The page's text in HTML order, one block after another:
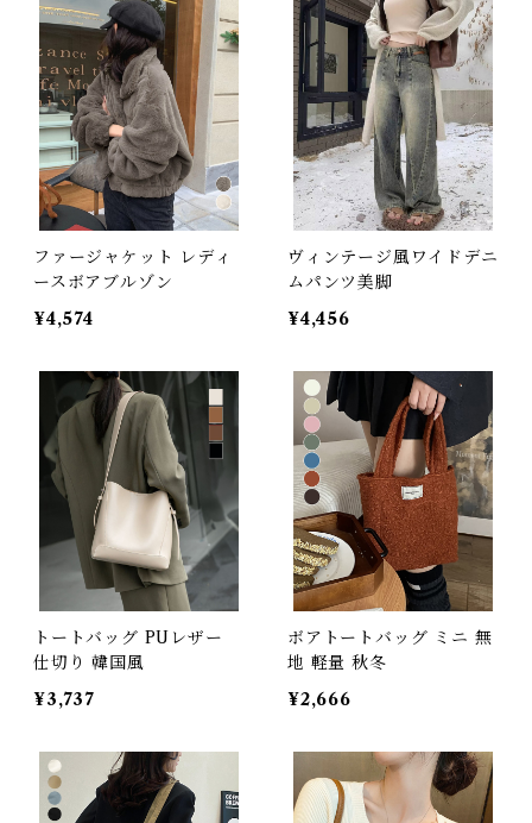
ファージャケット レディ
ースボアブルゾン
¥4,574
ヴィンテージ風ワイドデニ
ムパンツ美脚
¥4,456
トートバッグ PUレザー
仕切り 韓国風
¥3,737
ボアトートバッグ ミニ 無
地 軽量 秋冬
¥2,666